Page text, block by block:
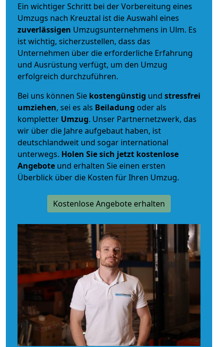
Ein wichtiger Schritt bei der Vorbereitung eines
Umzugs nach Kreuztal ist die Auswahl eines
zuverlässigen Umzugsunternehmens in Ulm. Es
ist wichtig, sicherzustellen, dass das
Unternehmen über die erforderliche Erfahrung
und Ausrüstung verfügt, um den Umzug
erfolgreich durchzuführen.
Bei uns können Sie kostengünstig und stressfrei
umziehen, sei es als Beiladung oder als
kompletter Umzug. Unser Partnernetzwerk, das
wir über die Jahre aufgebaut haben, ist
deutschlandweit und sogar international
unterwegs. Holen Sie sich jetzt kostenlose
Angebote und erhalten Sie einen ersten
Überblick über die Kosten für Ihren Umzug.
Kostenlose Angebote erhalten